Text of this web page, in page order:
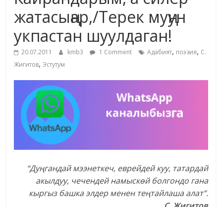
маданияты
жана
адабияты
жатасыңар,/Терек муңун
укпастан шуулдаган!
20.07.2011 kmb3 1 Comment Адабият, поэзия, С.
Жигитов,Эстутум
“Дуңгандай мээнеткеч, еврейдей куу, татардай
акылдуу, чечендей намыскөй болгондо гана
кыргыз башка элдер менен теңтайлаша алат”.